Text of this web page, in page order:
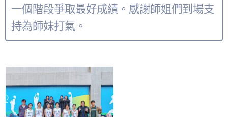
一個階段爭取最好成績。感謝師姐們到場支
持為師妹打氣。